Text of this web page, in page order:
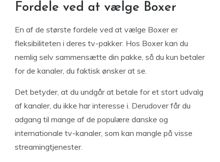
Fordele ved at vælge Boxer
En af de største fordele ved at vælge Boxer er
fleksibiliteten i deres tv-pakker. Hos Boxer kan du
nemlig selv sammensætte din pakke, så du kun betaler
for de kanaler, du faktisk ønsker at se.
Det betyder, at du undgår at betale for et stort udvalg
af kanaler, du ikke har interesse i. Derudover får du
adgang til mange af de populære danske og
internationale tv-kanaler, som kan mangle på visse
streamingtjenester.